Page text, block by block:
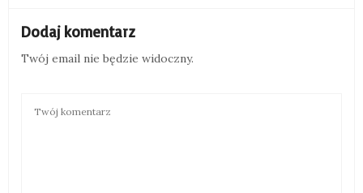
Dodaj komentarz
Twój email nie będzie widoczny.